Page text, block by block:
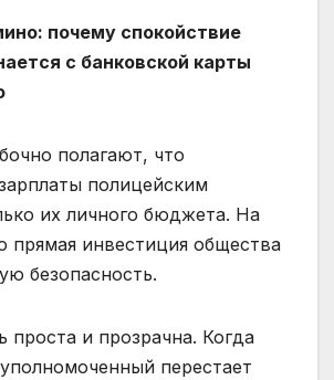
почему спокойствие
с банковской карты
полагают, что
полицейским
их личного бюджета. На
прямая инвестиция общества
безопасность.
проста и прозрачна. Когда
перестает